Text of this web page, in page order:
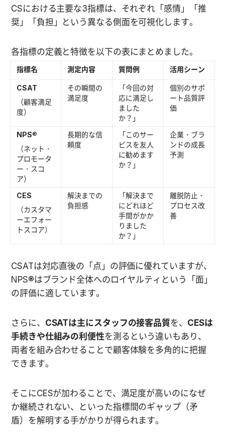
CSにおける主要な3指標は、それぞれ「感情」「推
奨」「負担」という異なる側面を可視化します。
各指標の定義と特徴を以下の表にまとめました。
指標名 測定内容 質問例 活用シーン
CSAT
（顧客満足
度）
その瞬間の
満足度
「今回の対
応に満足し
ました
か？」
個別のサポ
ート品質評
価
NPS®
（ネット・
プロモータ
ー・スコ
ア）
長期的な信
頼度
「このサー
ビスを友人
に勧めます
か？」
企業・ブラ
ンドの成長
予測
CES
（カスタマ
ーエフォー
トスコア）
解決までの
負担感
「解決まで
にどれほど
手間がかか
りました
か？」
離脱防止・
プロセス改
善
CSATは対応直後の「点」の評価に優れていますが、
NPS®はブランド全体へのロイヤルティという「面」
の評価に適しています。
さらに、 CSATは主にスタッフの接客品質を、 CESは
手続きや仕組みの利便性を測るという違いもあり、
両者を組み合わせることで顧客体験を多角的に把握
できます。
そこにCESが加わることで、満足度が高いのになぜ
か継続されない、といった指標間のギャップ（矛
盾）を解明する手がかりが得られます。